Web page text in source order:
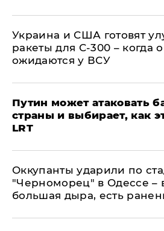
Украина и США готовят
ракеты для С-300 – когда
ожидаются у ВСУ
Путин может атаковать
страны и выбирает, как
LRT
Оккупанты ударили по
"Черноморец" в Одессе –
большая дыра, есть